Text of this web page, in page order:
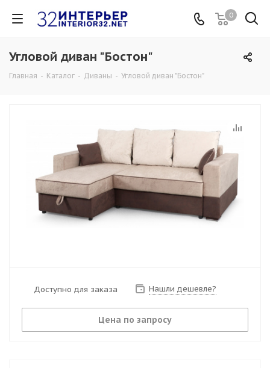
0
Угловой диван "Бостон"
Главная - Каталог - Диваны - Угловой диван "Бостон"
Доступно для заказа Нашли дешевле?
Цена по запросу